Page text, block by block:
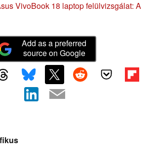
VivoBook 18 laptop felülvizsgálat: A
Add as a preferred
source on Google